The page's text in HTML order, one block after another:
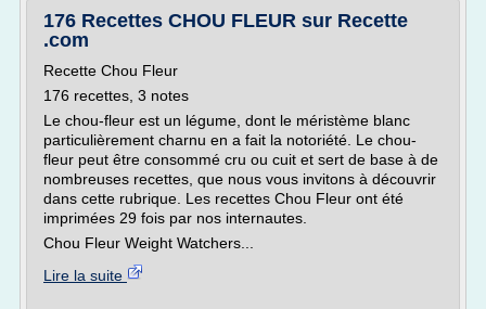
176 Recettes CHOU FLEUR sur Recette
.com
Recette Chou Fleur
176 recettes, 3 notes
Le chou-fleur est un légume, dont le méristème blanc
particulièrement charnu en a fait la notoriété. Le chou-
fleur peut être consommé cru ou cuit et sert de base à de
nombreuses recettes, que nous vous invitons à découvrir
dans cette rubrique. Les recettes Chou Fleur ont été
imprimées 29 fois par nos internautes.
Chou Fleur Weight Watchers...
Lire la suite